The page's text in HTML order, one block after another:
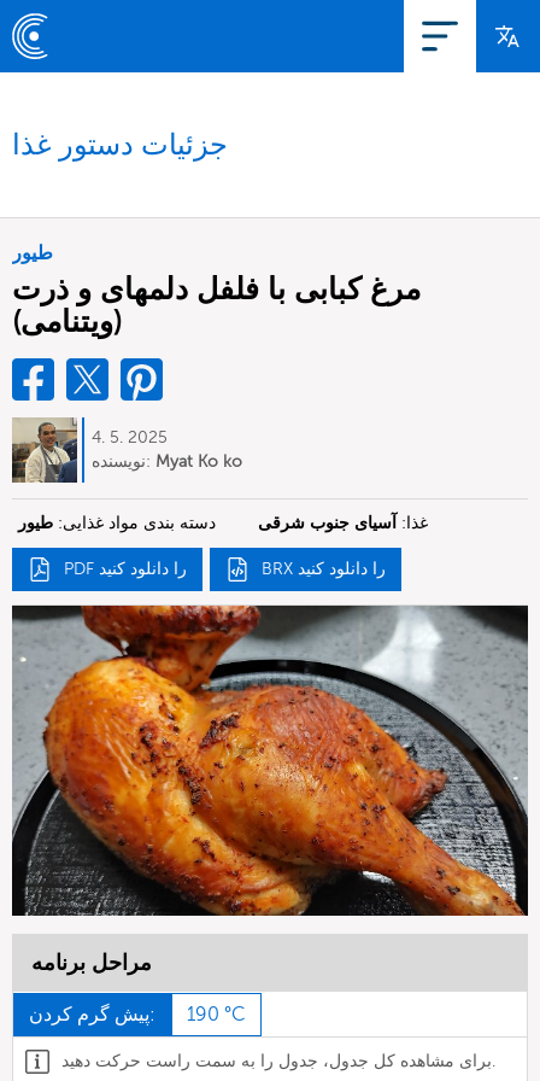
جزئیات دستور غذا
طیور
مرغ کبابی با فلفل دلمهای و ذرت
(ویتنامی)
4. 5. 2025
نویسنده: Myat Ko ko
دسته بندی مواد غذایی: طیور غذا: آسیای جنوب شرقی
PDF را دانلود کنید BRX را دانلود کنید
مراحل برنامه
پیش گرم کردن: 190 °C
برای مشاهده کل جدول، جدول را به سمت راست حرکت دهید.